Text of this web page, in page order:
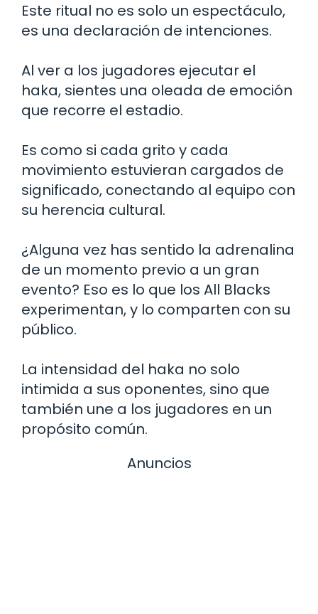
Este ritual no es solo un espectáculo,
es una declaración de intenciones.
Al ver a los jugadores ejecutar el
haka, sientes una oleada de emoción
que recorre el estadio.
Es como si cada grito y cada
movimiento estuvieran cargados de
significado, conectando al equipo con
su herencia cultural.
¿Alguna vez has sentido la adrenalina
de un momento previo a un gran
evento? Eso es lo que los All Blacks
experimentan, y lo comparten con su
público.
La intensidad del haka no solo
intimida a sus oponentes, sino que
también une a los jugadores en un
propósito común.
Anuncios